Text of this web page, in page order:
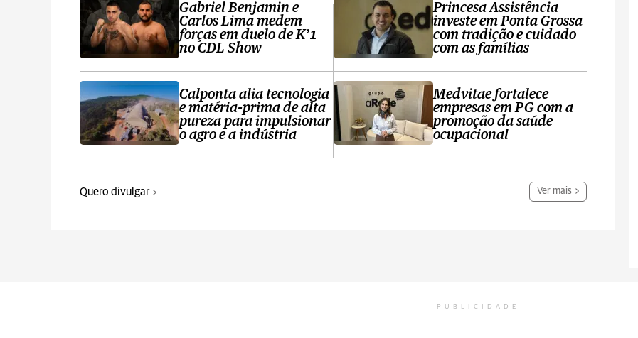
Gabriel Benjamin e
Carlos Lima medem
forças em duelo de K’1
no CDL Show
Calponta alia tecnologia
e matéria-prima de alta
pureza para impulsionar
o agro e a indústria
Princesa Assistência
investe em Ponta Grossa
com tradição e cuidado
com as famílias
Medvitae fortalece
empresas em PG com a
promoção da saúde
ocupacional
Quero divulgar Ver mais
PUBLICIDADE